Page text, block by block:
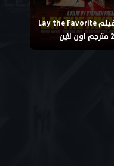
مشاهدة فيلم Lay the Favorite